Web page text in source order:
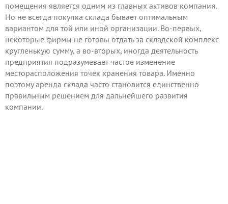
помещения является одним из главных активов компании.
Но не всегда покупка склада бывает оптимальным
вариантом для той или иной организации. Во-первых,
некоторые фирмы не готовы отдать за складской комплекс
кругленькую сумму, а во-вторых, иногда деятельность
предприятия подразумевает частое изменение
месторасположения точек хранения товара. Именно
поэтому аренда склада часто становится единственно
правильным решением для дальнейшего развития
компании.